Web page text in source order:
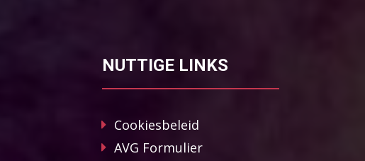
NUTTIGE LINKS
Cookiesbeleid
AVG Formulier